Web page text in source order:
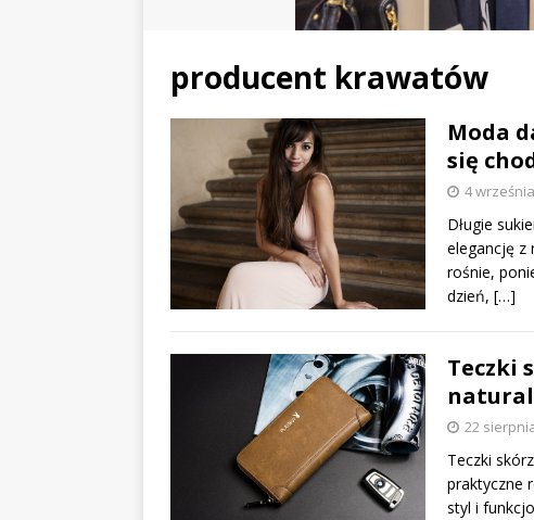
producent krawatów
Moda
się
4
Długie
elegancję z
rośnie,
dzień, […]
Teczki
22
Teczki
praktyczne
styl i